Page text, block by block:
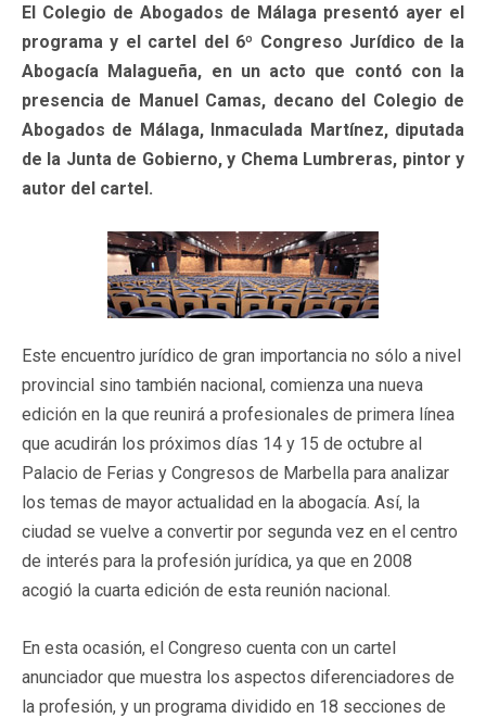
El Colegio de Abogados de Málaga presentó ayer el
programa y el cartel del 6º Congreso Jurídico de la
Abogacía Malagueña, en un acto que contó con la
presencia de Manuel Camas, decano del Colegio de
Abogados de Málaga, Inmaculada Martínez, diputada
de la Junta de Gobierno, y Chema Lumbreras, pintor y
autor del cartel.
Este encuentro jurídico de gran importancia no sólo a nivel
provincial sino también nacional, comienza una nueva
edición en la que reunirá a profesionales de primera línea
que acudirán los próximos días 14 y 15 de octubre al
Palacio de Ferias y Congresos de Marbella para analizar
los temas de mayor actualidad en la abogacía. Así, la
ciudad se vuelve a convertir por segunda vez en el centro
de interés para la profesión jurídica, ya que en 2008
acogió la cuarta edición de esta reunión nacional.
En esta ocasión, el Congreso cuenta con un cartel
anunciador que muestra los aspectos diferenciadores de
la profesión, y un programa dividido en 18 secciones de